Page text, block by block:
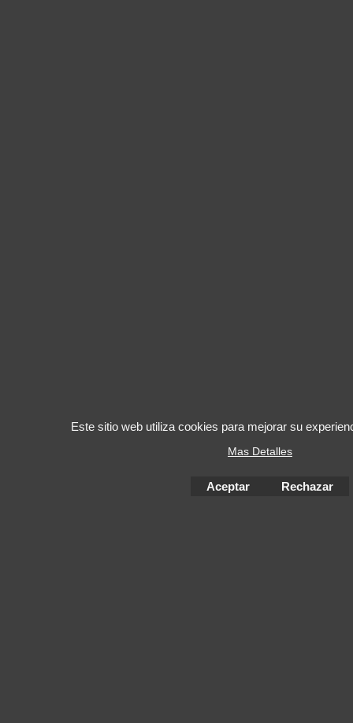
Este sitio web utiliza cookies para mejorar su
Mas Detalles
Aceptar Rechazar